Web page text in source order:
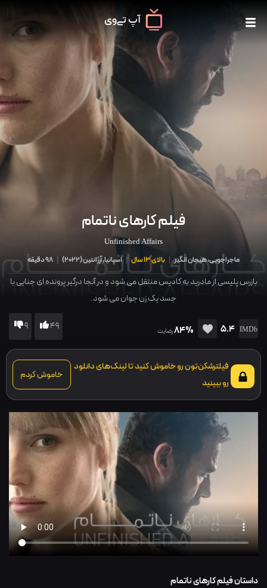
فیلم کارهای ناتمام
Unfinished Affairs
ماجراجویی، هیجان انگیز | بالای 13 سال | اسپانیا,آرژانتین(
2022
)
|
بازرس پلیسی از مادرید به کادیس منتقل می شود و در آنجا درگیر پرونده ای جنایی با
جسد یک زن جوان می شود.
5.4
84%رضایت 49
9
فیلترشکن‌تون رو خاموش کنید تا لینک‌های دانلود
رو ببینید
خاموش کردم
داستان فیلم کارهای ناتمام